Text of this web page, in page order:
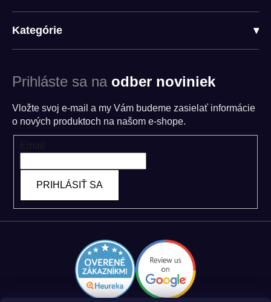
Kategórie ▾
Prihláste sa na odber noviniek
Vložte svoj e-mail a my Vám budeme zasielať informácie
o nových produktoch na našom e-shope.
PRIHLÁSIŤ SA